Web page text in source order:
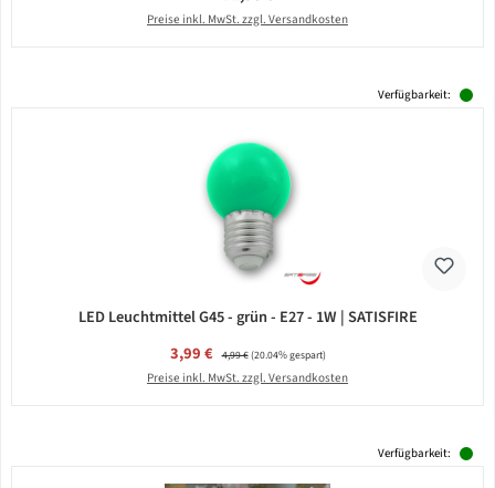
Preise inkl. MwSt. zzgl. Versandkosten
Verfügbarkeit:
LED Leuchtmittel G45 - grün - E27 - 1W | SATISFIRE
Verkaufspreis:
3,99 € Regulärer Preis:
4,99 €(20.04% gespart)
Preise inkl. MwSt. zzgl. Versandkosten
Verfügbarkeit: